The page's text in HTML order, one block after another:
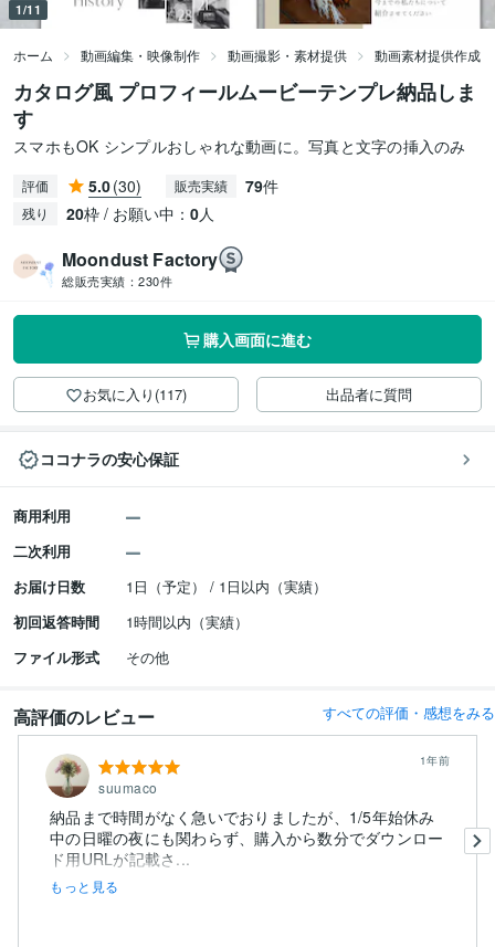
1/11
ホーム 動画編集・映像制作 動画撮影・素材提供 動画素材提供作成
カタログ風 プロフィールムービーテンプレ納品しま
す
スマホもOK シンプルおしゃれな動画に。写真と文字の挿入のみ
評価 5.0(30) 販売実績 79件
残り 20枠 / お願い中： 0人
Moondust Factory
総販売実績： 230件
購入画面に進む
お気に入り(117) 出品者に質問
ココナラの安心保証
商用利用
二次利用
お届け日数
1日（予定） / 1日以内（実績）
初回返答時間
1時間以内（実績）
ファイル形式
その他
高評価のレビュー すべての評価・感想をみる
suumaco
1年前
納品まで時間がなく急いでおりましたが、1/5年始休み
中の日曜の夜にも関わらず、購入から数分でダウンロー
ド用URLが記載さ...
もっと見る